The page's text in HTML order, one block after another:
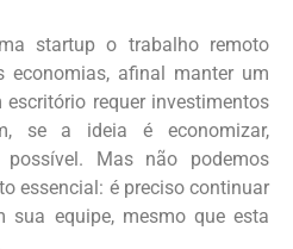
startup o trabalho remoto
economias, afinal manter um
requer investimentos
se a ideia é economizar,
Mas não podemos
essencial: é preciso continuar
sua equipe, mesmo que esta